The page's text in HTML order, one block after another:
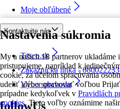
Nastavenia súkromia
My a našich 18 partnerov
pristupujeme, napríklad k
cookie, za účelom spracúvania
udeliť alebo spravovať voľbou
prípadne kedykoľvek v Pravidlách
cookies. Tieto voľby oznámime
Moje obľúbené
Kontaktujte nás
Tesco.sk
Zákaznícka linka -
Výber obchodu
followUs